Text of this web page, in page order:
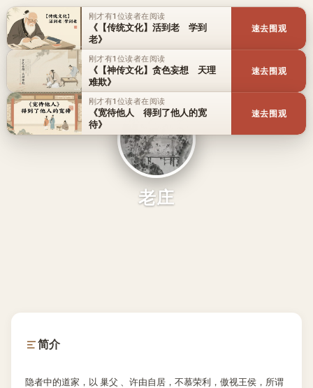
老庄
简介
隐者中的道家，以 巢父 、许由自居，不慕荣利，傲视王侯，所谓
刚才有1位读者在阅读
《【传统文化】活到老 学到
老》
速去围观
刚才有1位读者在阅读
《【神传文化】贪色妄想 天理
难欺》
速去围观
刚才有1位读者在阅读
《宽待他人 得到了他人的宽
待》
速去围观